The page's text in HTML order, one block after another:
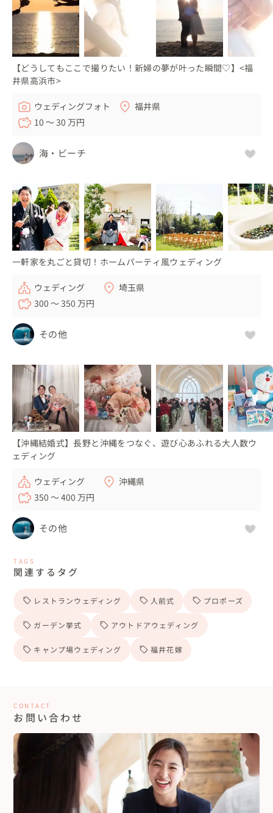
【どうしてもここで撮りたい！新婦の夢が叶った瞬間♡】<福
井県高浜市>
ウェディングフォト
福井県
10 〜 30 万円
海・ビーチ
一軒家を丸ごと貸切！ホームパーティ風ウェディング
ウェディング
埼玉県
300 〜 350 万円
その他
【沖縄結婚式】長野と沖縄をつなぐ、遊び心あふれる大人数ウ
ェディング
ウェディング
沖縄県
350 〜 400 万円
その他
TAGS
関連するタグ
レストランウェディング 人前式 プロポーズ
ガーデン挙式 アウトドアウェディング
キャンプ場ウェディング 福井花嫁
CONTACT
お問い合わせ